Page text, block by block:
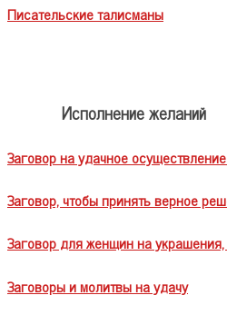
Писательские талисманы
Исполнение желаний
Заговор на удачное
Заговор, чтобы принять верное
Заговор для женщин на украшения,
Заговоры и молитвы на удачу